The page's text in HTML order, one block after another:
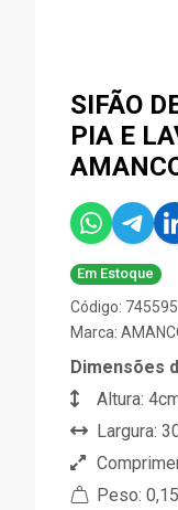
SIFÃO
PIA E
Em Estoque
Código: 745595
Marca:
Dimensões
Altura:
Largura:
Peso: